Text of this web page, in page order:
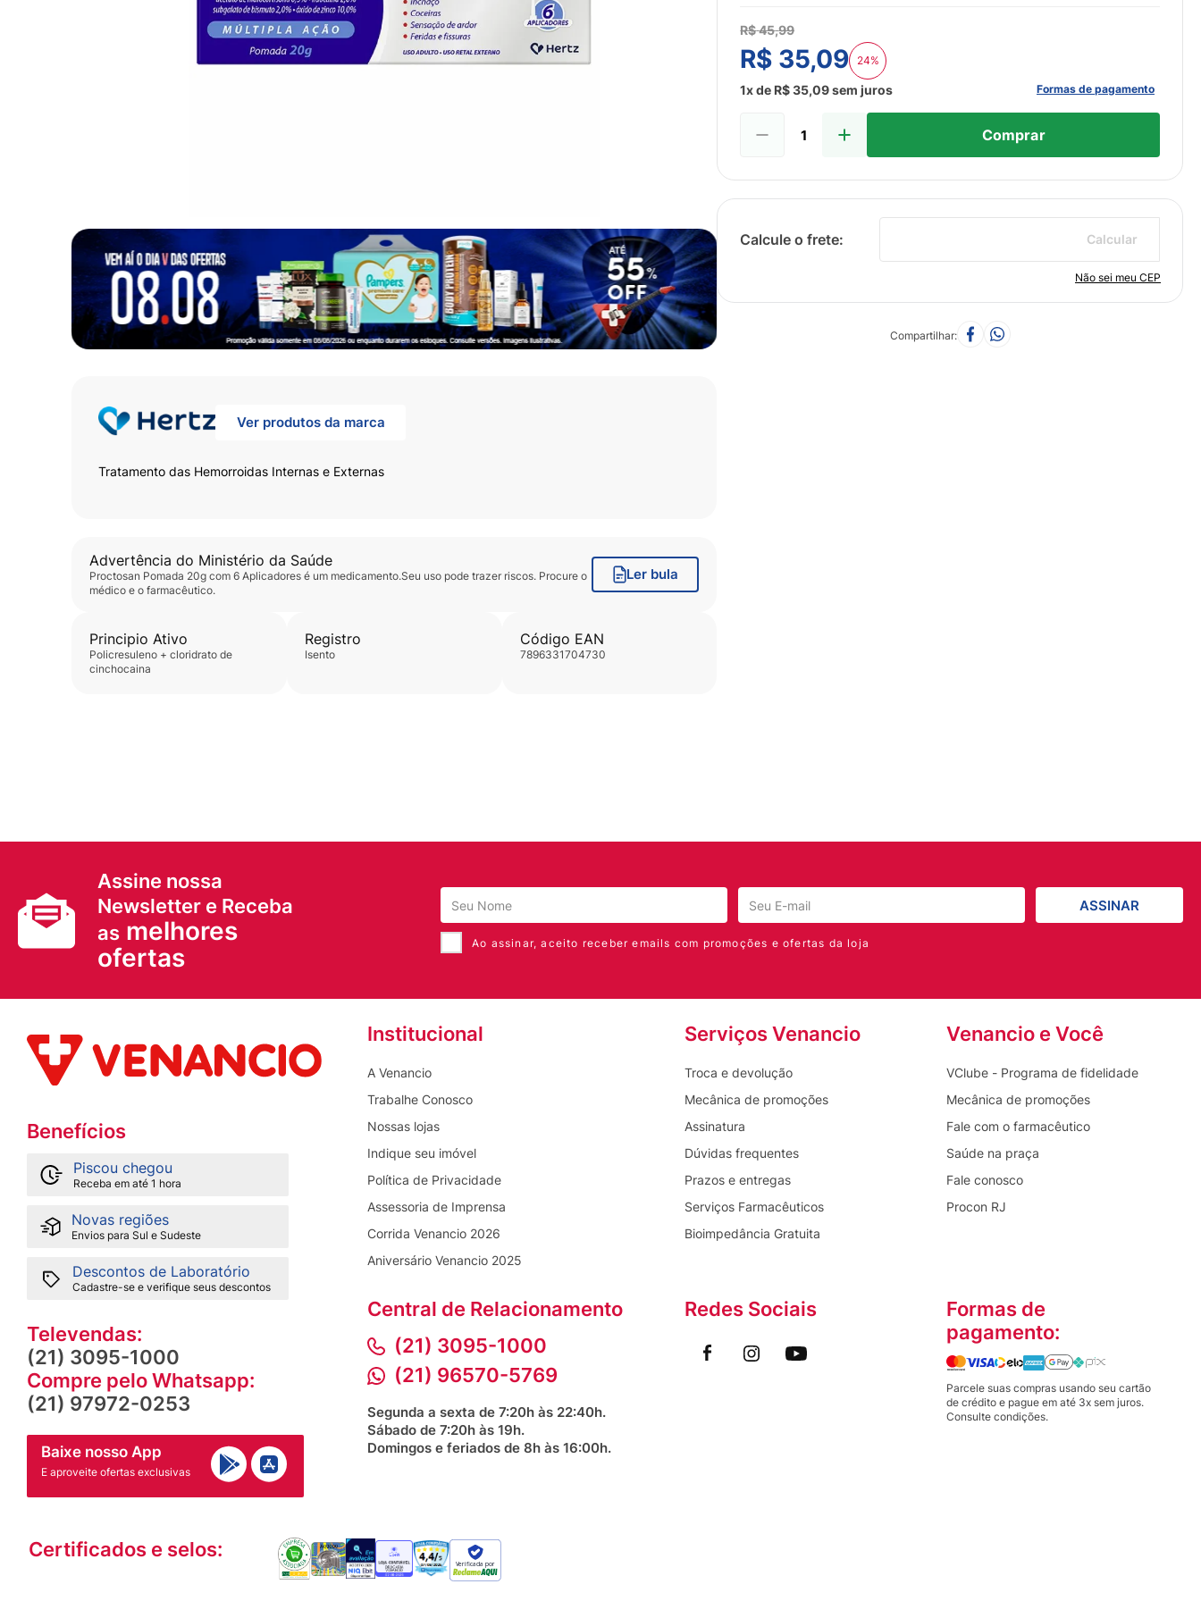
R$45,99
R$ 35,09 24%
1x de R$ 35,09sem juros Formas de pagamento
Comprar
Não sei meu CEP
Calcular
Compartilhar
Ver produtos da marca
Tratamento das Hemorroidas Internas e Externas
Advertência do Ministério da Saúde
Proctosan Pomada 20g com 6 Aplicadores é um medicamento.Seu uso pode trazer riscos. Procure o
médico e o farmacêutico.
Ler bula
Principio Ativo
policresuleno + cloridrato de
cinchocaina
Registro
isento
Código EAN
7896331704730
Assine nossa
Newsletter e Receba
as melhores
ofertas
ASSINAR
Ao assinar, aceito receber emails com promoções e ofertas da loja
Benefícios
Piscou chegou
Receba em até 1 hora
Novas regiões
Envios para Sul e Sudeste
Descontos de Laboratório
Cadastre-se e verifique seus descontos
Televendas:
(21) 3095-1000
Compre pelo Whatsapp:
(21) 97972-0253
Baixe nosso App
E aproveite ofertas exclusivas
Institucional
A Venancio
Trabalhe Conosco
Nossas lojas
Indique seu imóvel
Política de Privacidade
Assessoria de Imprensa
Corrida Venancio 2026
Aniversário Venancio 2025
Serviços Venancio
Troca e devolução
Mecânica de promoções
Assinatura
Dúvidas frequentes
Prazos e entregas
Serviços Farmacêuticos
Bioimpedância Gratuita
Venancio e Você
VClube - Programa de fidelidade
Mecânica de promoções
Fale com o farmacêutico
Saúde na praça
Fale conosco
Procon RJ
Central de Relacionamento
(21) 3095-1000
(21) 96570-5769
Segunda a sexta de 7:20h às 22:40h.
Sábado de 7:20h às 19h.
Domingos e feriados de 8h às 16:00h.
Redes Sociais
Formas de
pagamento:
Parcele suas compras usando seu cartão
de crédito e pague em até 3x sem juros.
Consulte condições.
Certificados e selos:
Verificada por
fralda